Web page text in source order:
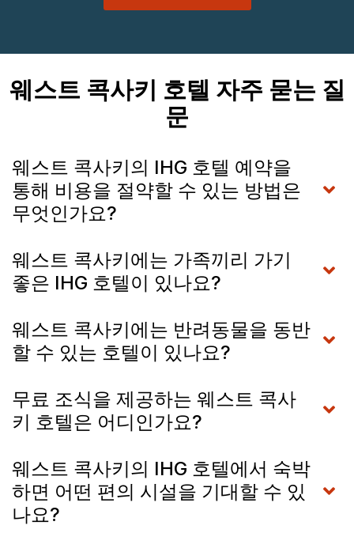
웨스트 콕사키 호텔 자주 묻는 질
문
웨스트 콕사키의 IHG 호텔 예약을
통해 비용을 절약할 수 있는 방법은
무엇인가요?
웨스트 콕사키에는 가족끼리 가기
좋은 IHG 호텔이 있나요?
웨스트 콕사키에는 반려동물을 동반
할 수 있는 호텔이 있나요?
무료 조식을 제공하는 웨스트 콕사
키 호텔은 어디인가요?
웨스트 콕사키의 IHG 호텔에서 숙박
하면 어떤 편의 시설을 기대할 수 있
나요?